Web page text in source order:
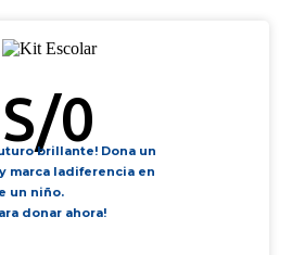
S/0
brillante! Dona un
marca ladiferencia en
un niño.
donar ahora!